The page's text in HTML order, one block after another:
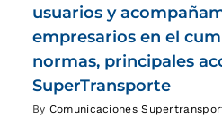
usuarios y
empresarios en el
normas, principales
SuperTransporte
By Comunicaciones